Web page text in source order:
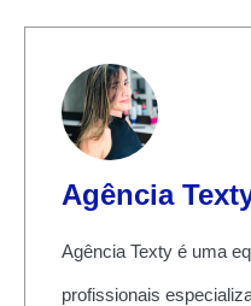
Agência
Agência Texty é uma
profissionais